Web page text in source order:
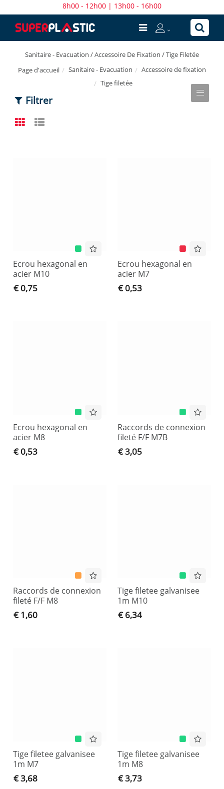
8h00 - 12h00 | 13h00 - 16h00
Sanitaire - Evacuation / Accessoire De Fixation / Tige Filetée
Page d'accueil
Sanitaire - Evacuation
Accessoire de fixation
Tige filetée
Filtrer
Ecrou hexagonal en
acier M10
€ 0,75
Ecrou hexagonal en
acier M7
€ 0,53
Ecrou hexagonal en
acier M8
€ 0,53
Raccords de connexion
fileté F/F M7B
€ 3,05
Raccords de connexion
fileté F/F M8
€ 1,60
Tige filetee galvanisee
1m M10
€ 6,34
Tige filetee galvanisee
1m M7
€ 3,68
Tige filetee galvanisee
1m M8
€ 3,73